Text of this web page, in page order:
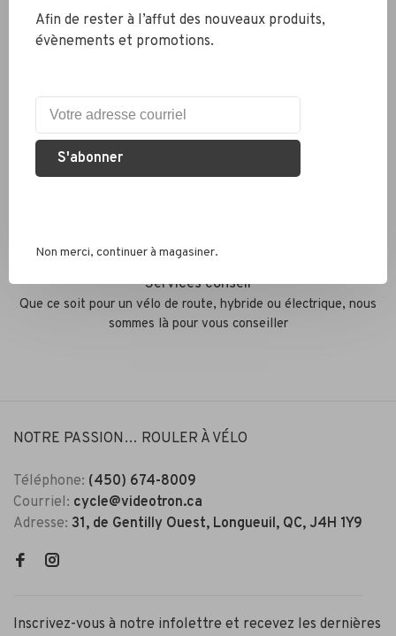
Livraison partout au Canada
Expédition rapide
Colis envoyés en 2 jours
Services conseil
Que ce soit pour un vélo de route, hybride ou électrique, nous
sommes là pour vous conseiller
NOTRE PASSION… ROULER À VÉLO
Téléphone: (450) 674-8009
Courriel: cycle@videotron.ca
Adresse: 31, de Gentilly Ouest, Longueuil, QC, J4H 1Y9
Inscrivez-vous à notre infolettre et recevez les dernières
Afin de rester à l’affut des nouveaux produits,
évènements et promotions.
S'abonner
Non merci, continuer à magasiner.